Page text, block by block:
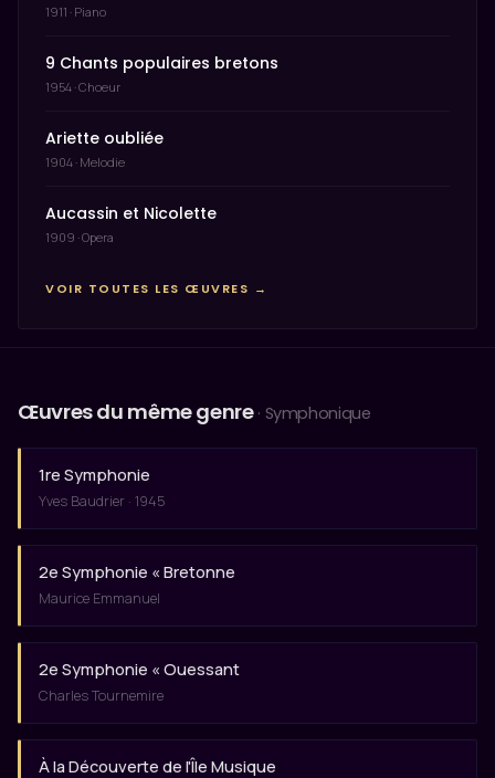
1911 · Piano
9 Chants populaires bretons
1954 · Choeur
Ariette oubliée
1904 · Melodie
Aucassin et Nicolette
1909 · Opera
VOIR TOUTES LES ŒUVRES →
Œuvres du même genre · Symphonique
1re Symphonie
Yves Baudrier · 1945
2e Symphonie « Bretonne
Maurice Emmanuel
2e Symphonie « Ouessant
Charles Tournemire
À la Découverte de l'Île Musique